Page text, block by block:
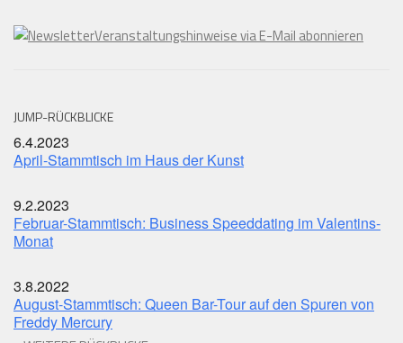
Veranstaltungshinweise via E-Mail abonnieren
JUMP-RÜCKBLICKE
6.4.2023
April-Stammtisch im Haus der Kunst
9.2.2023
Februar-Stammtisch: Business Speeddating im Valentins-
Monat
3.8.2022
August-Stammtisch: Queen Bar-Tour auf den Spuren von
Freddy Mercury